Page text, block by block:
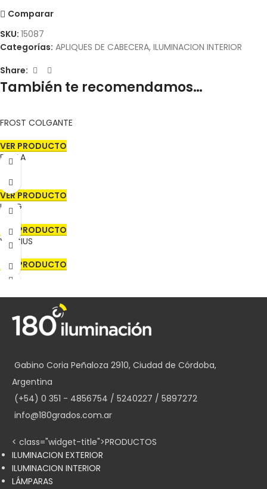
Comparar
SKU: 15087
Categorías: APLIQUES DE CABECERA, ILUMINACION INTERIOR
Share:
También te recomendamos…
FROST COLGANTE
VER PRODUCTO
BARILA
VER PRODUCTO
ICING
VER PRODUCTO
VINICIUS
VER PRODUCTO
Gabino Coria Peñaloza 2910, Ciudad de Córdoba,
Argentina
(+54) 0 351 - 4856754 / 5240227 / 5897272
info@180grados.com.ar
< class="widget-title">PRODUCTOS
ILUMINACION EXTERIOR
ILUMINACION INTERIOR
LÁMPARAS